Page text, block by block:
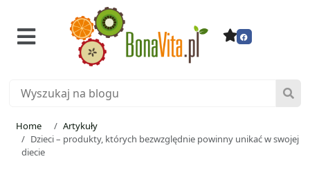
Home
Artykuły
Dzieci – produkty, których bezwzględnie powinny unikać w swojej
diecie